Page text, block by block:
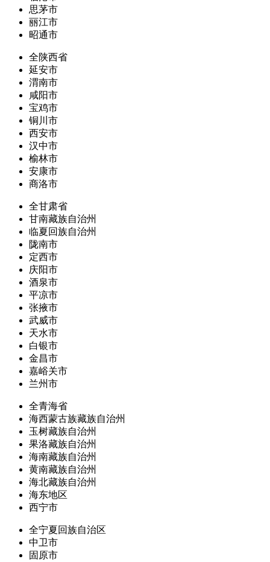
思茅市
丽江市
昭通市
全陕西省
延安市
渭南市
咸阳市
宝鸡市
铜川市
西安市
汉中市
榆林市
安康市
商洛市
全甘肃省
甘南藏族自治州
临夏回族自治州
陇南市
定西市
庆阳市
酒泉市
平凉市
张掖市
武威市
天水市
白银市
金昌市
嘉峪关市
兰州市
全青海省
海西蒙古族藏族自治州
玉树藏族自治州
果洛藏族自治州
海南藏族自治州
黄南藏族自治州
海北藏族自治州
海东地区
西宁市
全宁夏回族自治区
中卫市
固原市